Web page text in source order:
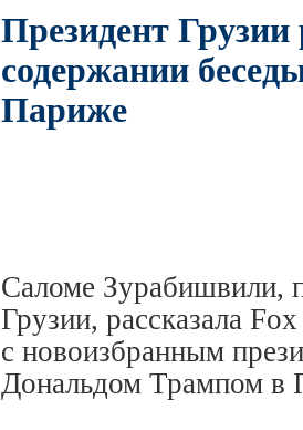
Президент Грузии
содержании
Париже
Cаломе Зурабишвили,
Грузии, рассказала
с новоизбранным
Дональдом Трампом в